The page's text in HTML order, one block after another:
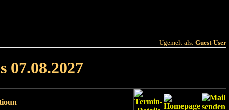
Ugemelt als: Guest-User
07.08.2027